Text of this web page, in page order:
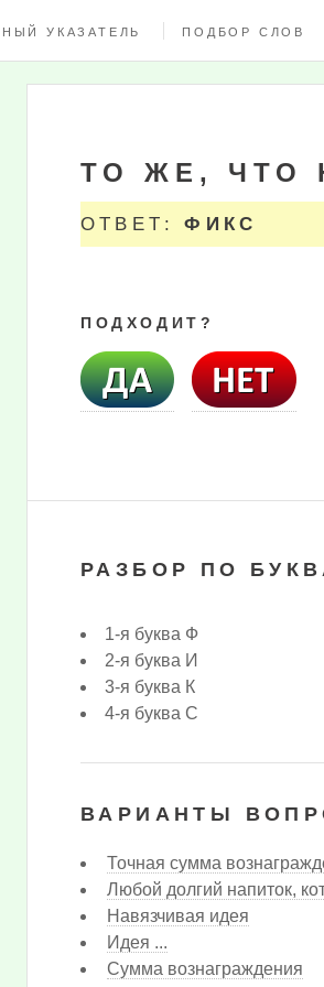
УКАЗАТЕЛЬ ПОДБОР СЛОВ
ТО ЖЕ, ЧТО
ОТВЕТ:ФИКС
ПОДХОДИТ?
РАЗБОР ПО
1-я буква Ф
2-я буква И
3-я буква К
4-я буква С
ВАРИАНТЫ
Точная сумма
Любой долгий напиток,
Навязчивая идея
Идея ...
Сумма вознаграждения